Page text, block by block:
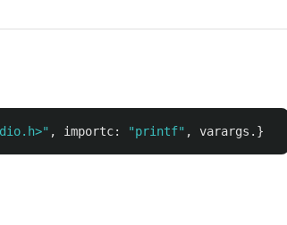
, importc: "printf" , varargs .}